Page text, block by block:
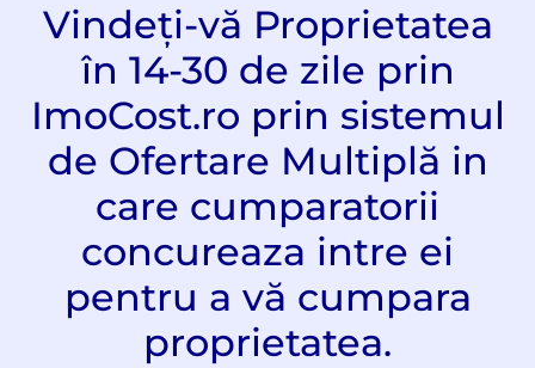
Vindeți-vă Proprietatea
în 14-30 de zile prin
ImoCost.ro prin sistemul
de Ofertare Multiplă in
care cumparatorii
concureaza intre ei
pentru a vă cumpara
proprietatea.